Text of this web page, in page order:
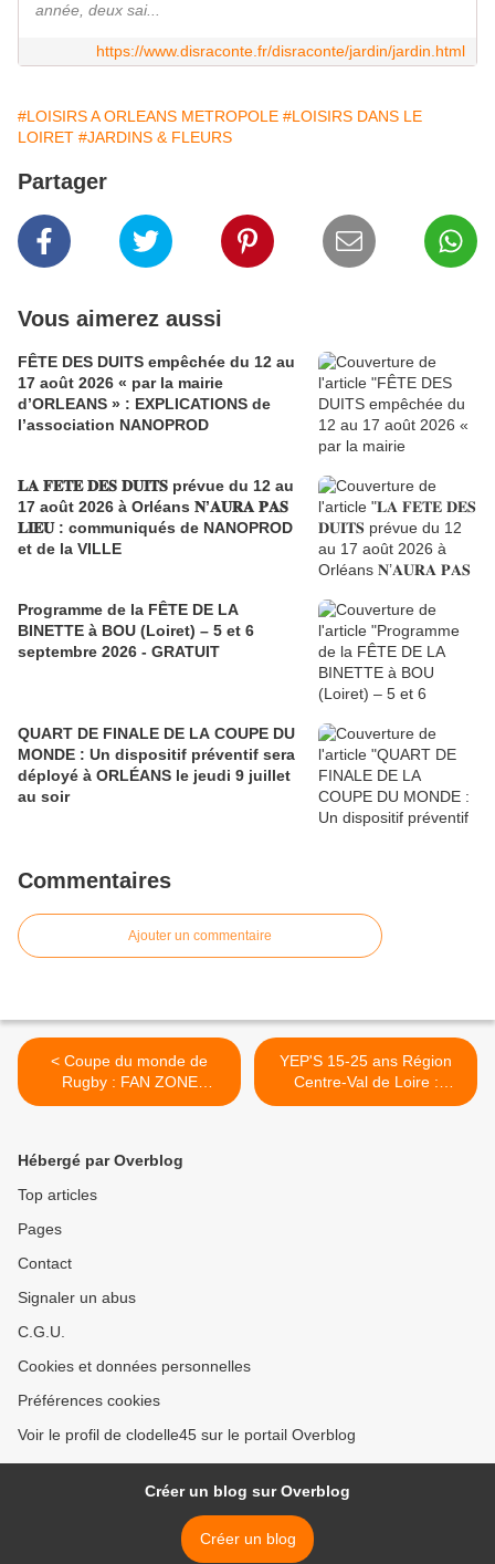
année, deux sai...
https://www.disraconte.fr/disraconte/jardin/jardin.html
#LOISIRS A ORLEANS METROPOLE #LOISIRS DANS LE
LOIRET #JARDINS & FLEURS
Partager
Vous aimerez aussi
FÊTE DES DUITS empêchée du 12 au
17 août 2026 « par la mairie
d’ORLEANS » : EXPLICATIONS de
l’association NANOPROD
𝐋𝐀 𝐅𝐄𝐓𝐄 𝐃𝐄𝐒 𝐃𝐔𝐈𝐓𝐒 prévue du 12 au
17 août 2026 à Orléans 𝐍’𝐀𝐔𝐑𝐀 𝐏𝐀𝐒
𝐋𝐈𝐄𝐔 : communiqués de NANOPROD
et de la VILLE
Programme de la FÊTE DE LA
BINETTE à BOU (Loiret) – 5 et 6
septembre 2026 - GRATUIT
QUART DE FINALE DE LA COUPE DU
MONDE : Un dispositif préventif sera
déployé à ORLÉANS le jeudi 9 juillet
au soir
Commentaires
Ajouter un commentaire
< Coupe du monde de
Rugby : FAN ZONE
Département du Loiret
YEP'S 15-25 ans Région
Centre-Val de Loire :
Cagnotte supplémentaire
Hébergé par Overblog
Top articles
Pages
Contact
Signaler un abus
C.G.U.
Cookies et données personnelles
Préférences cookies
Voir le profil de clodelle45 sur le portail Overblog
Créer un blog sur Overblog
Créer un blog